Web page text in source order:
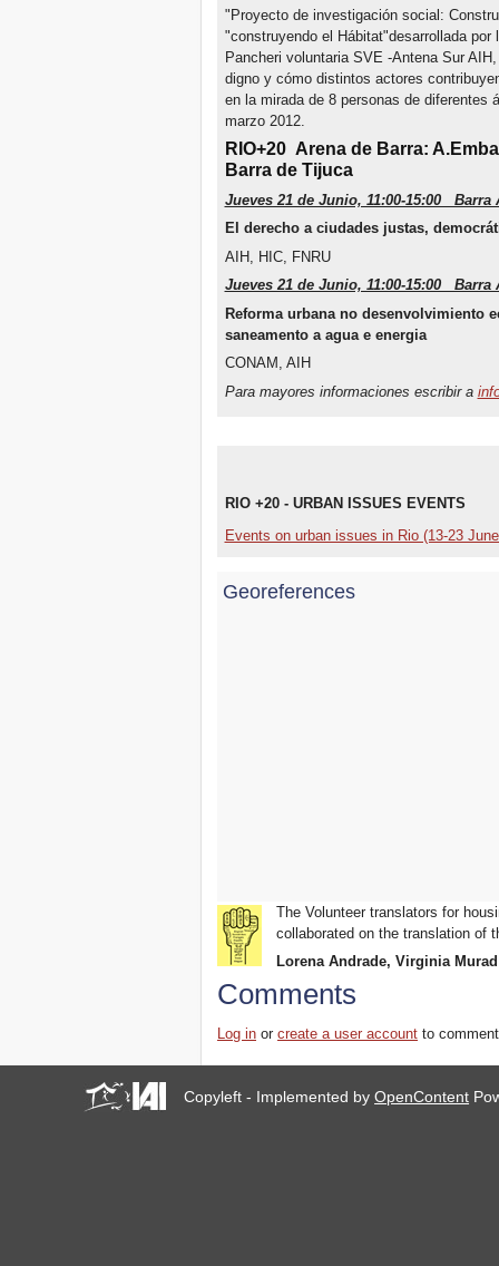
"Proyecto de investigación social:
"construyendo el Hábitat"desarrollada
Pancheri voluntaria SVE -Antena Sur
digno y cómo distintos actores
en la mirada de 8 personas de diferentes
marzo 2012.
RIO+20Arena de Barra:
Barra de Tijuca
Jueves 21 de Junio, 11:00-15:00 Barra
El derecho a ciudades justas,
AIH, HIC, FNRU
Jueves 21 de Junio, 11:00-15:00 Barra
Reforma urbana no desenvolvimiento
saneamento a agua e energia
CONAM, AIH
Para mayores informaciones escribir a
RIO +20 - URBAN ISSUES EVENTS
Events on urban issues in Rio (13-23
Georeferences
The Volunteer translators for
collaborated on the translation of
Lorena Andrade, Virginia Murad
Comments
Log in orcreate a user account to
Copyleft - Implemented byOpenContent